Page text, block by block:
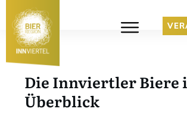
Die Innviertler Biere
Überblick